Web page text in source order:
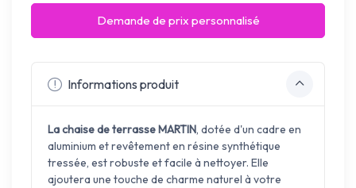
Demande de prix personnalisé
Informations produit
La chaise de terrasse MARTIN, dotée d'un cadre en
aluminium et revêtement en résine synthétique
tressée, est robuste et facile à nettoyer. Elle
ajoutera une touche de charme naturel à votre